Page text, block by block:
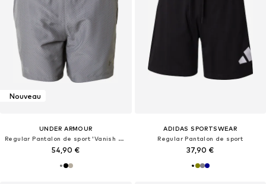
Nouveau
UNDER ARMOUR
Regular Pantalon de sport 'Vanish 2.0'
54,90 €
ADIDAS SPORTSWEAR
Regular Pantalon de sport
37,90 €